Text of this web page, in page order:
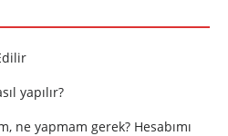
yapılır?
ne yapmam gerek? Hesabımı